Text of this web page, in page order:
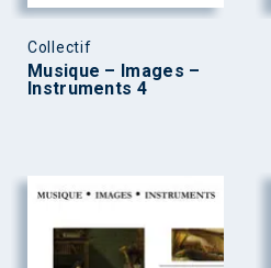
Collectif
Musique – Images –
Instruments 4